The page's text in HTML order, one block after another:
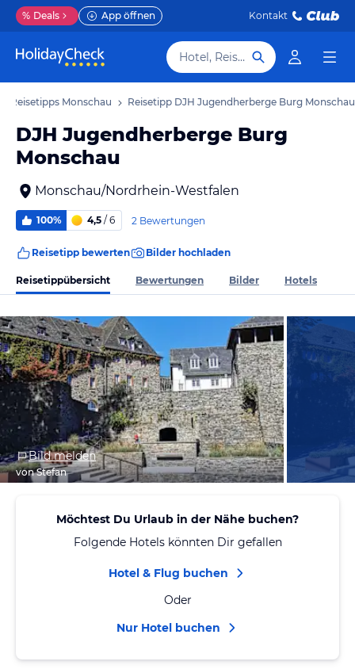
% Deals App öffnen Kontakt
Hotel, Reiseziel
Reisetipps Monschau Reisetipp DJH Jugendherberge Burg Monschau
DJH Jugendherberge Burg
Monschau
Monschau/Nordrhein-Westfalen
100% 4,5 / 6 2 Bewertungen
Reisetipp bewerten Bilder hochladen
Reisetippübersicht Bewertungen Bilder Hotels
Bild melden
von Stefan
Möchtest Du Urlaub in der Nähe buchen?
Folgende Hotels könnten Dir gefallen
Hotel & Flug buchen
Oder
Nur Hotel buchen